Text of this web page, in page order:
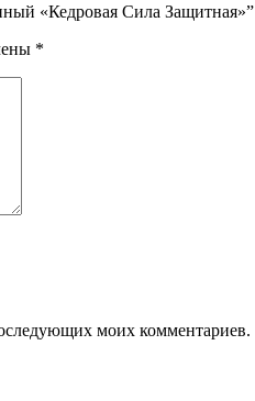
«Кедровая Сила Защитная»”
*
моих комментариев.